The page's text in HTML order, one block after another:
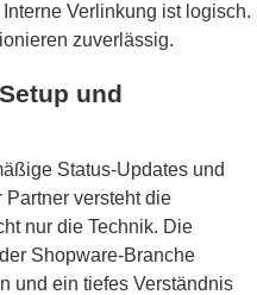
Verlinkung ist logisch.
zuverlässig.
und
Status-Updates und
versteht die
nur die Technik. Die
Shopware-Branche
und ein tiefes Verständnis